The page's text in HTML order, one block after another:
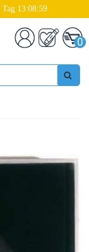
Tag 13:08:58
0